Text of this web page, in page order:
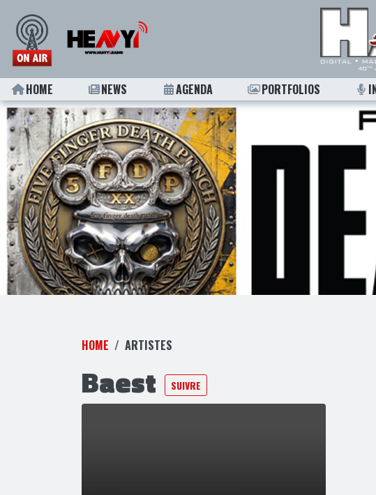
HOME NEWS AGENDA PORTFOLIOS
HOME ARTISTES
Baest SUIVRE